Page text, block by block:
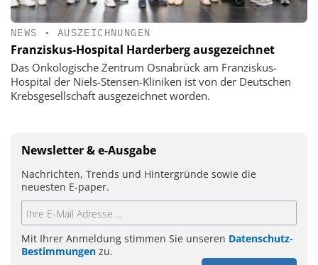
NEWS • AUSZEICHNUNGEN
Franziskus-Hospital Harderberg ausgezeichnet
Das Onkologische Zentrum Osnabrück am Franziskus-
Hospital der Niels-Stensen-Kliniken ist von der Deutschen
Krebsgesellschaft ausgezeichnet worden.
Newsletter & e-Ausgabe
Nachrichten, Trends und Hintergründe sowie die
neuesten E-paper.
Mit Ihrer Anmeldung stimmen Sie unseren Datenschutz-
Bestimmungen zu.